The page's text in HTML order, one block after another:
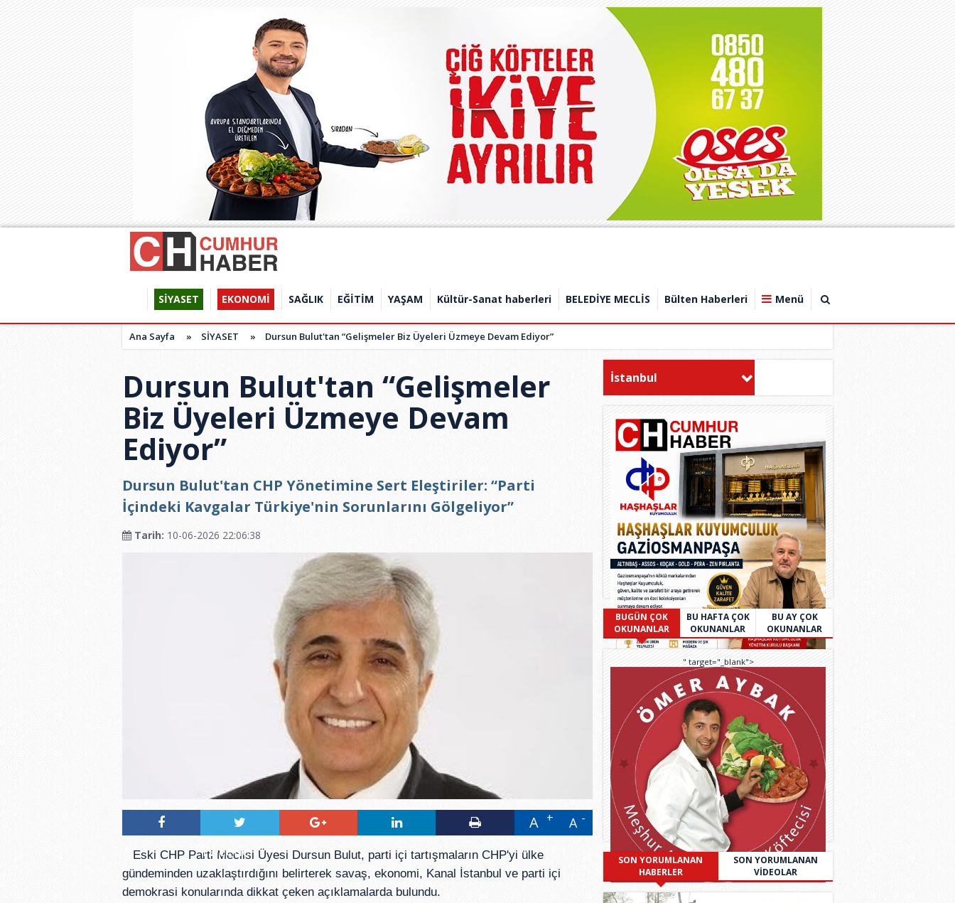
SİYASET EKONOMİ SAĞLIK EĞİTİM YAŞAM Kültür-Sanat haberleri BELEDİYE MECLİS Bülten Haberleri Menü
Ana Sayfa » SİYASET » Dursun Bulut'tan “Gelişmeler Biz Üyeleri Üzmeye Devam Ediyor”
Dursun Bulut'tan “Gelişmeler
Biz Üyeleri Üzmeye Devam
Ediyor”
Dursun Bulut'tan CHP Yönetimine Sert Eleştiriler: “Parti
İçindeki Kavgalar Türkiye'nin Sorunlarını Gölgeliyor”
Tarih: 10-06-2026 22:06:38
Tweetle
A A
Eski CHP Parti Meclisi Üyesi Dursun Bulut, parti içi tartışmaların CHP'yi ülke
gündeminden uzaklaştırdığını belirterek savaş, ekonomi, Kanal İstanbul ve parti içi
demokrasi konularında dikkat çeken açıklamalarda bulundu.
İstanbul
BUGÜN ÇOK
OKUNANLAR
BU HAFTA ÇOK
OKUNANLAR
BU AY ÇOK
OKUNANLAR
" target="_blank">
SON YORUMLANAN
HABERLER
SON YORUMLANAN
VİDEOLAR